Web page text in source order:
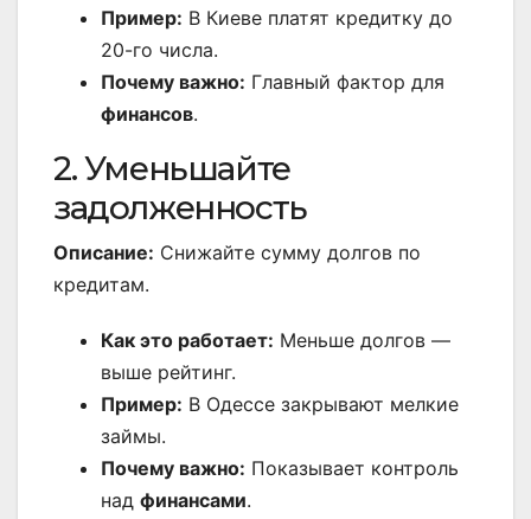
Пример: В Киеве платят кредитку до
20-го числа.
Почему важно: Главный фактор для
финансов.
2. Уменьшайте
задолженность
Описание: Снижайте сумму долгов по
кредитам.
Как это работает: Меньше долгов —
выше рейтинг.
Пример: В Одессе закрывают мелкие
займы.
Почему важно: Показывает контроль
над финансами.